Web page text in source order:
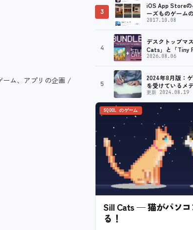
ム、アプリの企画 /
3
iOS App Storeの
ーズものゲーム
脱出ゲームで相
2017.10.08
4
デスクトップマ
Cats」と「Tiny
ルセットが販売
2026.08.06
5
2024年8月版：
を受けているメ
ュー依頼先一覧
更新 2024.08.19
SQOOL のゲーム
Sill Cats — 猫がパソ
る！